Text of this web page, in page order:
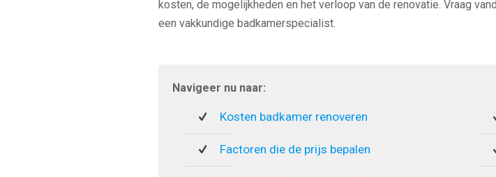
kosten, de mogelijkheden en het verloop van de renovatie. Vraag
een vakkundige badkamerspecialist.
Navigeer nu naar:
Kosten badkamer renoveren
Factoren die de prijs bepalen